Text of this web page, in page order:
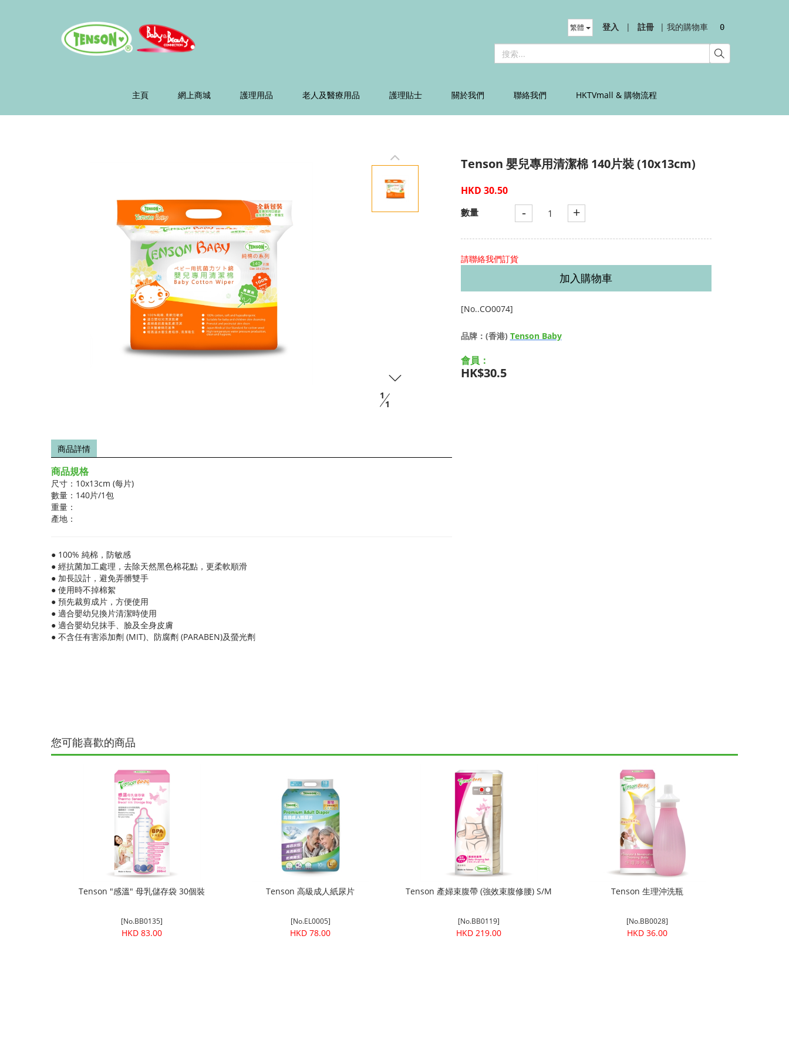
| 我的購物車 0
登入 | 註冊
繁體
主頁 網上商城 護理用品 老人及醫療用品 護理貼士 關於我們 聯絡我們 HKTVmall & 購物流程
1
1
商品詳情
商品規格
尺寸：10x13cm (每片)
數量：140片/1包
重量：
產地：
● 100% 純棉，防敏感
● 經抗菌加工處理，去除天然黑色棉花點，更柔軟順滑
● 加長設計，避免弄髒雙手
● 使用時不掉棉絮
● 預先裁剪成片，方便使用
● 適合嬰幼兒換片清潔時使用
● 適合嬰幼兒抹手、臉及全身皮膚
● 不含任有害添加劑 (MIT)、防腐劑 (PARABEN)及螢光劑
Tenson 嬰兒專用清潔棉 140片裝 (10x13cm)
HKD 30.50
數量 - +
請聯絡我們訂貨
加入購物車
[No..CO0074]
品牌：(香港) Tenson Baby
會員：
HK$30.5
您可能喜歡的商品
Tenson "感溫" 母乳儲存袋 30個裝
[No.BB0135]
HKD 83.00
Tenson 高級成人紙尿片
[No.EL0005]
HKD 78.00
Tenson 產婦束腹帶 (強效束腹修腰) S/M
[No.BB0119]
HKD 219.00
Tenson 生理沖洗瓶
[No.BB0028]
HKD 36.00